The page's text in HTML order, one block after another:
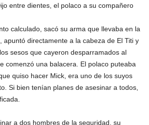
entre dientes, el polaco a su compañero
calculado, sacó su arma que llevaba en la
apuntó directamente a la cabeza de El Titi y
sesos que cayeron desparramados al
comenzó una balacera. El polaco puteaba
quiso hacer Mick, era uno de los suyos
Si bien tenían planes de asesinar a todos,
a dos hombres de la seguridad, su